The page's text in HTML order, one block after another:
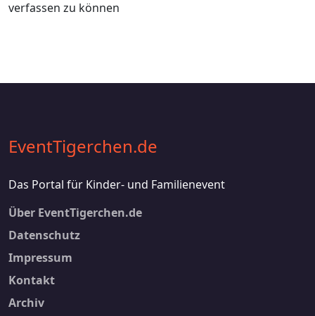
verfassen zu können
EventTigerchen.de
Das Portal für Kinder- und Familienevent
Footer 2
Über EventTigerchen.de
Datenschutz
Impressum
Kontakt
Footer 3
Archiv